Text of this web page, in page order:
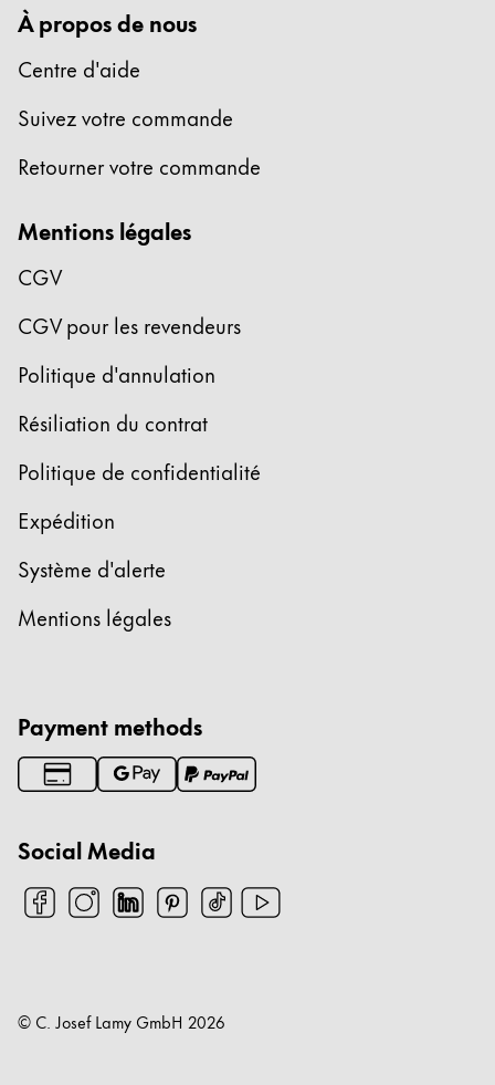
À propos de nous
Centre d'aide
Suivez votre commande
Retourner votre commande
Mentions légales
CGV
CGV pour les revendeurs
Politique d'annulation
Résiliation du contrat
Politique de confidentialité
Expédition
Système d'alerte
Mentions légales
Payment methods
Social Media
© C. Josef Lamy GmbH 2026